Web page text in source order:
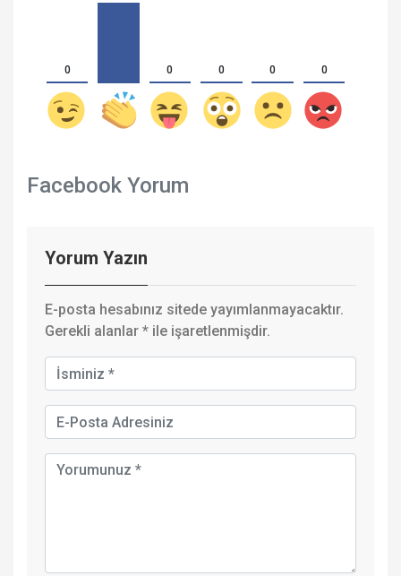
0 0 0 0 0
Facebook Yorum
Yorum Yazın
E-posta hesabınız sitede yayımlanmayacaktır.
Gerekli alanlar * ile işaretlenmişdir.